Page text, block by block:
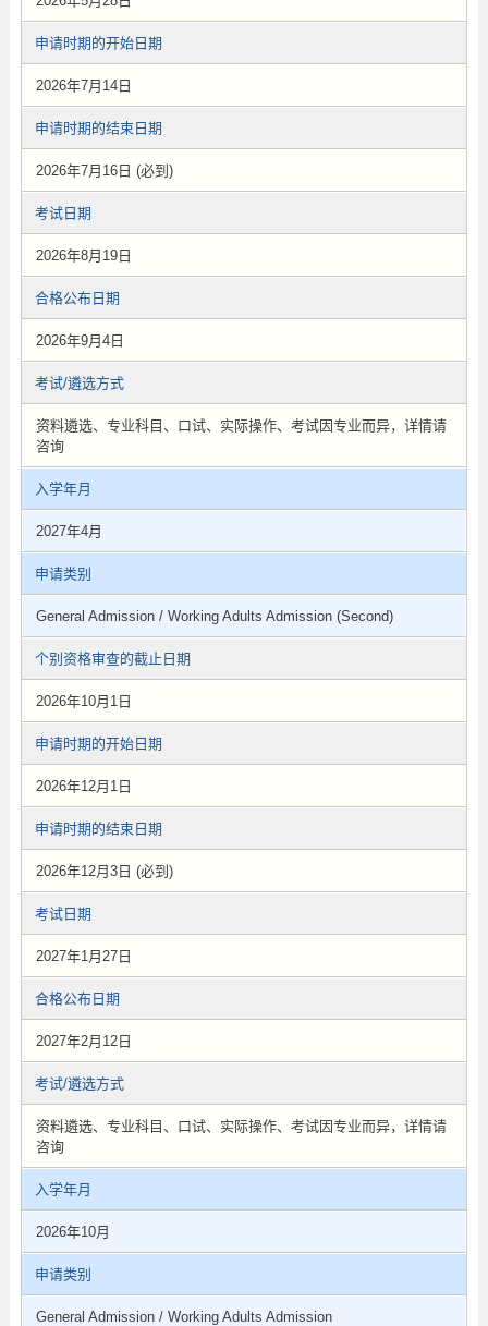
申请时期的开始日期
2026年7月14日
申请时期的结束日期
2026年7月16日 (必到)
考试日期
2026年8月19日
合格公布日期
2026年9月4日
考试/遴选方式
资料遴选、专业科目、口试、实际操作、考试因专业而异，详情请
咨询
入学年月
2027年4月
申请类别
General Admission / Working Adults Admission (Second)
个别资格审查的截止日期
2026年10月1日
申请时期的开始日期
2026年12月1日
申请时期的结束日期
2026年12月3日 (必到)
考试日期
2027年1月27日
合格公布日期
2027年2月12日
考试/遴选方式
资料遴选、专业科目、口试、实际操作、考试因专业而异，详情请
咨询
入学年月
2026年10月
申请类别
General Admission / Working Adults Admission